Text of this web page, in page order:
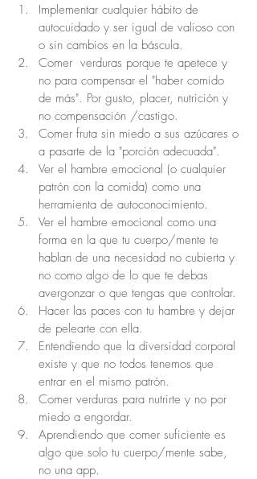
Implementar cualquier hábito de
autocuidado y ser igual de valioso con
o sin cambios en la báscula.
Comer  verduras porque te apetece y
no para compensar el "haber comido
de más". Por gusto, placer, nutrición y
no compensación /castigo.
Comer fruta sin miedo a sus azúcares o
a pasarte de la "porción adecuada".
Ver el hambre emocional (o cualquier
patrón con la comida) como una
herramienta de autoconocimiento.
Ver el hambre emocional como una
forma en la que tu cuerpo/mente te
hablan de una necesidad no cubierta y
no como algo de lo que te debas
avergonzar o que tengas que controlar.
Hacer las paces con tu hambre y dejar
de pelearte con ella.
Entendiendo que la diversidad corporal
existe y que no todos tenemos que
entrar en el mismo patrón.
Comer verduras para nutrirte y no por
miedo a engordar.
Aprendiendo que comer suficiente es
algo que solo tu cuerpo/mente sabe,
no una app.